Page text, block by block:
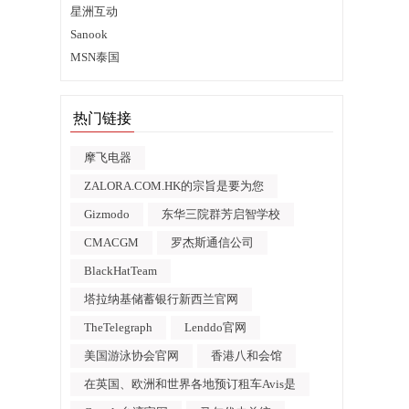
星洲互动
Sanook
MSN泰国
热门链接
摩飞电器
ZALORA.COM.HK的宗旨是要为您
Gizmodo 东华三院群芳启智学校
CMACGM 罗杰斯通信公司
BlackHatTeam
塔拉纳基储蓄银行新西兰官网
TheTelegraph Lenddo官网
美国游泳协会官网 香港八和会馆
在英国、欧洲和世界各地预订租车Avis是